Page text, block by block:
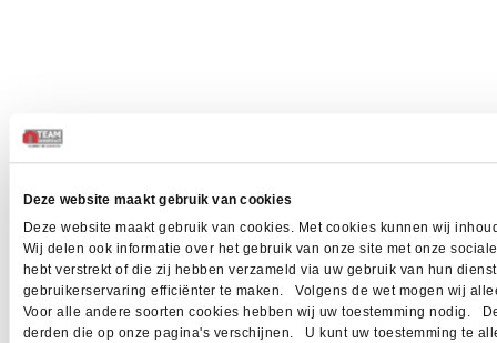
Deze website maakt gebruik van cookies
Deze website maakt gebruik van cookies. Met cookies kunnen wij
Wij delen ook informatie over het gebruik van onze site met onze
hebt verstrekt of die zij hebben verzameld via uw gebruik van hun
gebruikerservaring efficiënter te maken. Volgens de wet mogen wij
Voor alle andere soorten cookies hebben wij uw toestemming nodig.
derden die op onze pagina's verschijnen. U kunt uw toestemming te